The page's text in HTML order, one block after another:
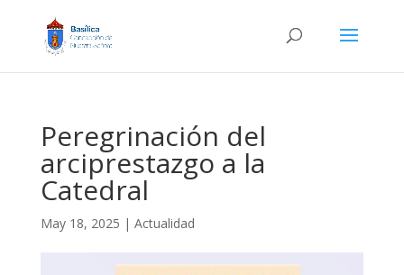
Peregrinación del
arciprestazgo a la
Catedral
May 18, 2025 | Actualidad